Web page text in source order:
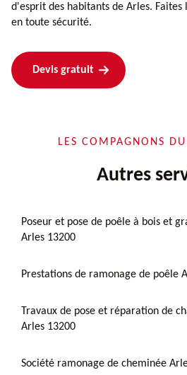
d'esprit des habitants de Arles.
en toute sécurité.
Devis gratuit
LES COMPAGNONS
Autres
Poseur et pose de poêle à bois et
Arles 13200
Prestations de ramonage de poêle
Travaux de pose et réparation de
Arles 13200
Société ramonage de cheminée